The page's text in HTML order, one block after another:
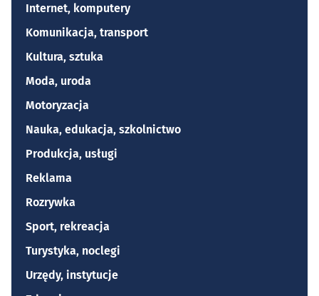
Internet, komputery
Komunikacja, transport
Kultura, sztuka
Moda, uroda
Motoryzacja
Nauka, edukacja, szkolnictwo
Produkcja, usługi
Reklama
Rozrywka
Sport, rekreacja
Turystyka, noclegi
Urzędy, instytucje